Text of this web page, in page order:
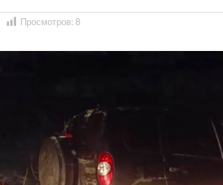
Просмотров: 8